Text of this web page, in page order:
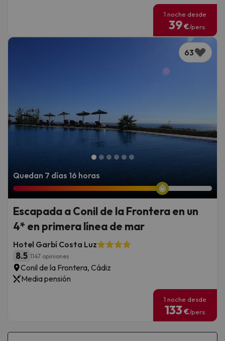
1 noche desde
39€/pers.
Quedan 7 días 16 horas
63
Escapada a Conil de la Frontera en un
4* en primera línea de mar
Hotel Garbí Costa Luz
8.5 1147 opiniones
Conil de la Frontera, Cádiz
Media pensión
1 noche desde
133 €/pers.